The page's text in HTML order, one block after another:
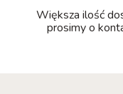
Większa ilość
prosimy o